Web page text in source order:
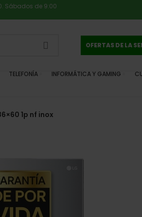
Sábados de 9:00
OFERTAS DE LA
TELEFONÍA INFORMÁTICA Y GAMING
1p nf inox